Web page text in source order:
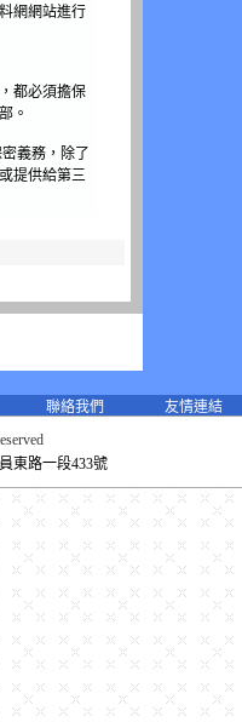
網網站進行
都必須擔保
。
義務，除了
提供給第三
的廠商所出
同時台灣香
但台灣香料
體殺價標
則，請參閱
意棄標，台
通知台灣香
聯絡我們 友情連結
東路一段433號